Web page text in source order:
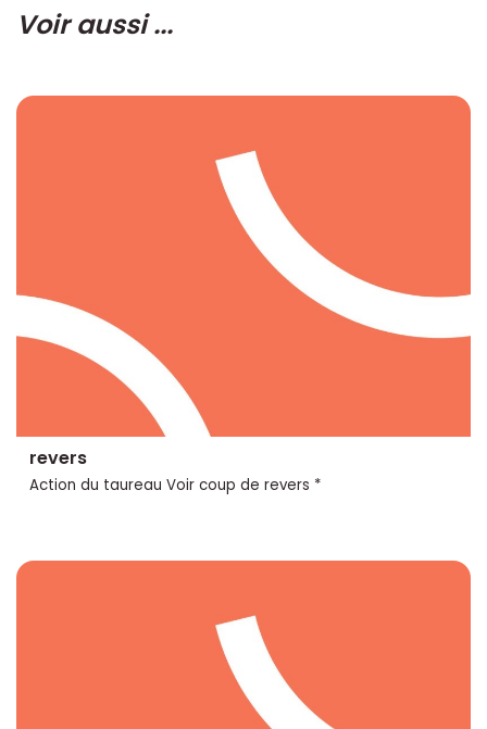
Voir aussi ...
revers
Action du taureau Voir coup de revers *